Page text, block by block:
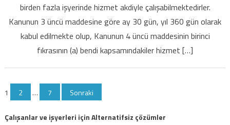
çalışanların
gün
sayılarının
birden fazla işyerinde hizmet akdiyle çalışabilmektedirler.
Kanunun 3 üncü maddesine göre ay 30 gün, yıl 360 gün olarak
kabul edilmekte olup, Kanunun 4 üncü maddesinin birinci
fıkrasının (a) bendi kapsamındakiler hizmet […]
Yazı
sayfalaması
1 2 … 7 Sonraki
Çalışanlar ve işyerleri için Alternatifsiz çözümler